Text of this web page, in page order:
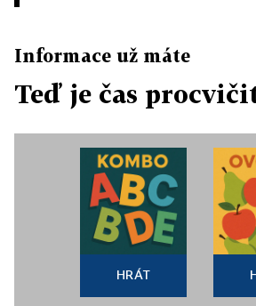
Informace už máte
Teď je čas
HRÁT